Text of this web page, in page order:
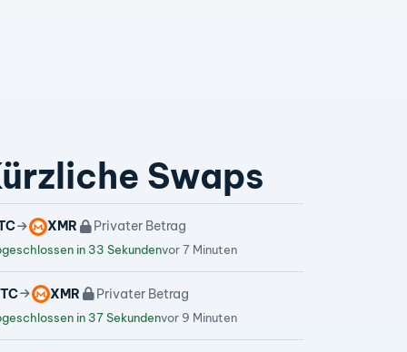
Swaps
XMR Privater Betrag
in 33 Sekundenvor 7 Minuten
XMR Privater Betrag
in 37 Sekundenvor 9 Minuten